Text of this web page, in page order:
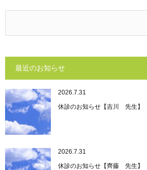
最近のお知らせ
休診のお知らせ【吉川 先生】
2026.7.31
休診のお知らせ【齊藤 先生】
2026.7.31